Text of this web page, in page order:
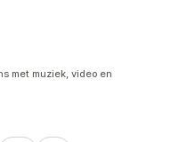
met muziek, video en